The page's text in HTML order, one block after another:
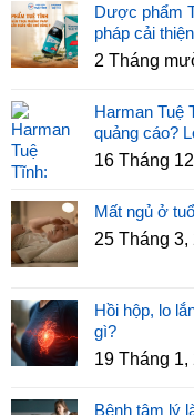
Dược phẩm
pháp cải
2 Tháng
Harman Tuệ
quảng cáo?
16 Tháng
Mất ngủ ở
25 Tháng 3,
Hồi hộp, lo
gì?
19 Tháng 1,
Bệnh tâm lý